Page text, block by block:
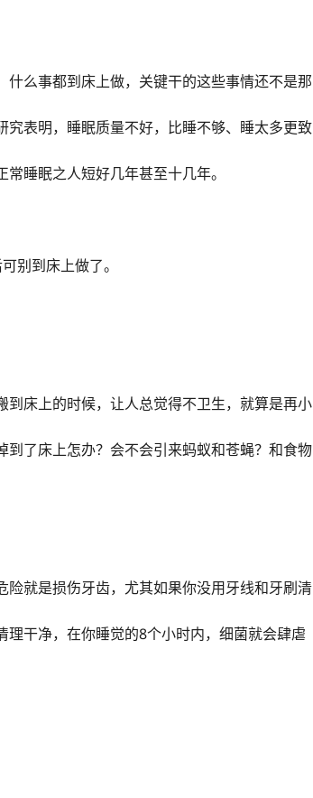
么事都到床上做，关键干的这些事情还不是那
究表明，睡眠质量不好，比睡不够、睡太多更致
睡眠之人短好几年甚至十几年。
别到床上做了。
到床上的时候，让人总觉得不卫生，就算是再小
到了床上怎办？会不会引来蚂蚁和苍蝇？和食物
险就是损伤牙齿，尤其如果你没用牙线和牙刷清
干净，在你睡觉的8个小时内，细菌就会肆虐